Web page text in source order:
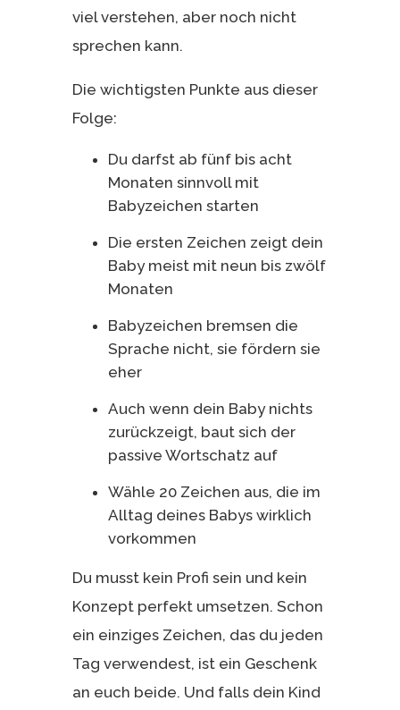
viel verstehen, aber noch nicht
sprechen kann.
Die wichtigsten Punkte aus dieser
Folge:
Du darfst ab fünf bis acht
Monaten sinnvoll mit
Babyzeichen starten
Die ersten Zeichen zeigt dein
Baby meist mit neun bis zwölf
Monaten
Babyzeichen bremsen die
Sprache nicht, sie fördern sie
eher
Auch wenn dein Baby nichts
zurückzeigt, baut sich der
passive Wortschatz auf
Wähle 20 Zeichen aus, die im
Alltag deines Babys wirklich
vorkommen
Du musst kein Profi sein und kein
Konzept perfekt umsetzen. Schon
ein einziges Zeichen, das du jeden
Tag verwendest, ist ein Geschenk
an euch beide. Und falls dein Kind